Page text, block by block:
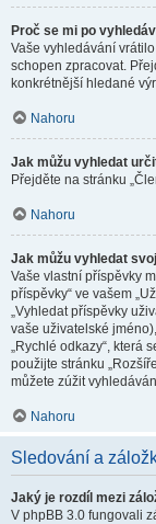
Proč se mi po
Vaše vyhledávání
schopen zpracovat.
konkrétnější hledané
Nahoru
Jak můžu vyhledat
Přejděte na stránku
Nahoru
Jak můžu vyhledat
Vaše vlastní příspěvky
příspěvky“ ve vašem
„Vyhledat příspěvky
vaše uživatelské
„Rychlé odkazy“, která
použijte stránku
můžete zúžit
Nahoru
Sledování a
Jaký je rozdíl mezi
V phpBB 3.0 fungovali